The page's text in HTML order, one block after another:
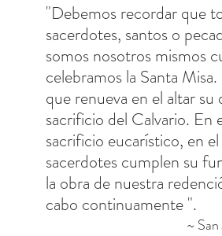
"Debemos recordar que
sacerdotes, santos o
somos nosotros mismos
celebramos la Santa
que renueva en el altar su
sacrificio del Calvario. En
sacrificio eucarístico, en
sacerdotes cumplen su
la obra de nuestra
cabo continuamente ".
~